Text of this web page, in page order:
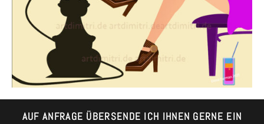
AUF ANFRAGE ÜBERSENDE ICH IHNEN GERNE EIN